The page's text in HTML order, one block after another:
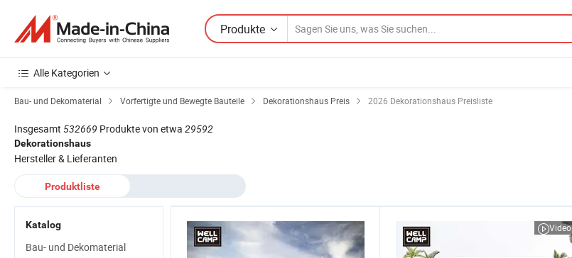
Produkte
Alle Kategorien
Bau- und Dekomaterial Vorfertigte und Bewegte Bauteile Dekorationshaus Preis 2026 Dekorationshaus Preisliste
Insgesamt 532669 Produkte von etwa 29592
Dekorationshaus
Hersteller & Lieferanten
Produktliste
Video
Katalog
Bau- und Dekomaterial